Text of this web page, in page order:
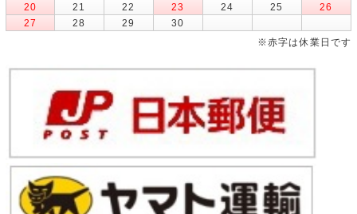
20
21 22 23 24 25
26
27
28 29
30
※赤字は休業日です